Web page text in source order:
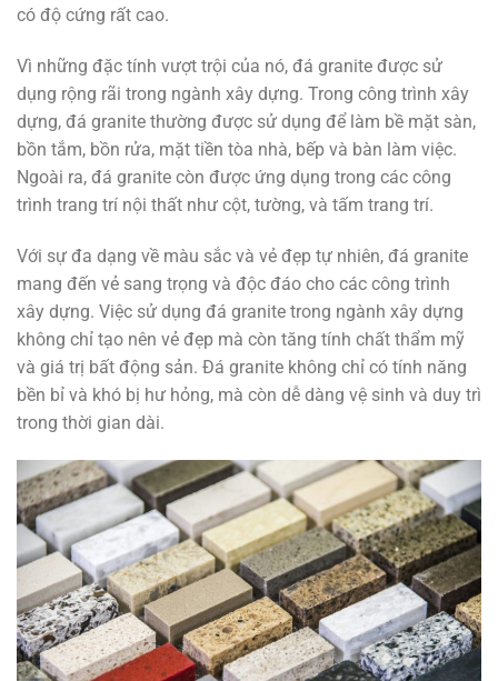
có độ cứng rất cao.
Vì những đặc tính vượt trội của nó, đá granite được sử
dụng rộng rãi trong ngành xây dựng. Trong công trình xây
dựng, đá granite thường được sử dụng để làm bề mặt sàn,
bồn tắm, bồn rửa, mặt tiền tòa nhà, bếp và bàn làm việc.
Ngoài ra, đá granite còn được ứng dụng trong các công
trình trang trí nội thất như cột, tường, và tấm trang trí.
Với sự đa dạng về màu sắc và vẻ đẹp tự nhiên, đá granite
mang đến vẻ sang trọng và độc đáo cho các công trình
xây dựng. Việc sử dụng đá granite trong ngành xây dựng
không chỉ tạo nên vẻ đẹp mà còn tăng tính chất thẩm mỹ
và giá trị bất động sản. Đá granite không chỉ có tính năng
bền bỉ và khó bị hư hỏng, mà còn dễ dàng vệ sinh và duy trì
trong thời gian dài.